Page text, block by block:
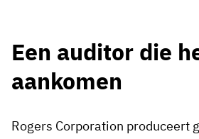
Een auditor die
aankomen
Rogers Corporation produceert